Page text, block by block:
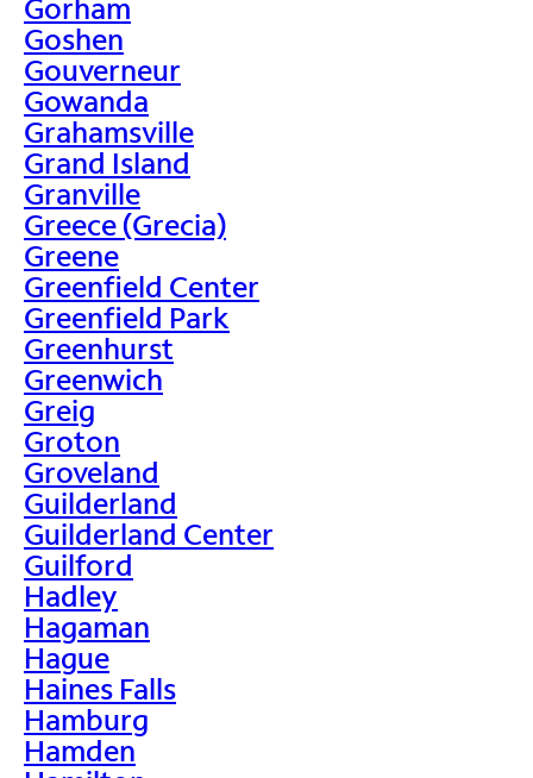
Gorham
Goshen
Gouverneur
Gowanda
Grahamsville
Grand Island
Granville
Greece (Grecia)
Greene
Greenfield Center
Greenfield Park
Greenhurst
Greenwich
Greig
Groton
Groveland
Guilderland
Guilderland Center
Guilford
Hadley
Hagaman
Hague
Haines Falls
Hamburg
Hamden